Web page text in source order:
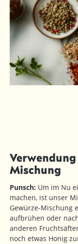
Mischung
Punsch: Um im Nu
machen, ist unser
Gewürze-Mischung
aufbrühen oder
anderen
noch etwas Honig